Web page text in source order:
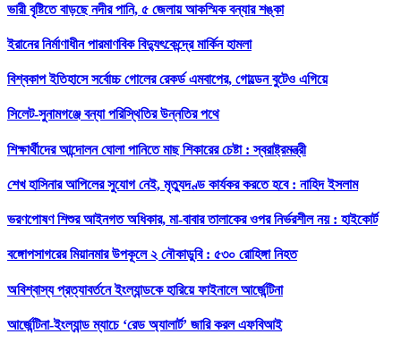
ভারী বৃষ্টিতে বাড়ছে নদীর পানি, ৫ জেলায় আকস্মিক বন্যার শঙ্কা
ইরানের নির্মাণাধীন পারমাণবিক বিদ্যুৎকেন্দ্রে মার্কিন হামলা
বিশ্বকাপ ইতিহাসে সর্বোচ্চ গোলের রেকর্ড এমবাপের, গোল্ডেন বুটেও এগিয়ে
সিলেট-সুনামগঞ্জে বন্যা পরিস্থিতির উন্নতির পথে
শিক্ষার্থীদের আন্দোলন ঘোলা পানিতে মাছ শিকারের চেষ্টা : স্বরাষ্ট্রমন্ত্রী
শেখ হাসিনার আপিলের সুযোগ নেই, মৃত্যুদণ্ড কার্যকর করতে হবে : নাহিদ ইসলাম
ভরণপোষণ শিশুর আইনগত অধিকার, মা-বাবার তালাকের ওপর নির্ভরশীল নয় : হাইকোর্ট
বঙ্গোপসাগরের মিয়ানমার উপকূলে ২ নৌকাডুবি : ৫৩০ রোহিঙ্গা নিহত
অবিশ্বাস্য প্রত্যাবর্তনে ইংল্যান্ডকে হারিয়ে ফাইনালে আর্জেন্টিনা
আর্জেন্টিনা-ইংল্যান্ড ম্যাচে ‘রেড অ্যালার্ট’ জারি করল এফবিআই